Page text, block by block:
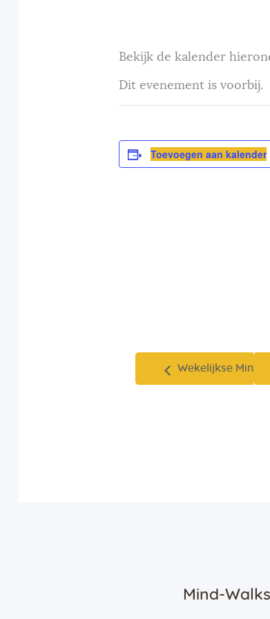
Bekijk de kalender
Dit evenement is voorbij.
Toevoegen aan kalender
Wekelijkse Mind-
Mind-Walks